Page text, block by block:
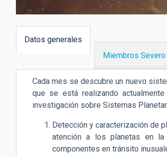
Datos generales
Miembros Severo
Cada mes se descubre un nuevo
que se está realizando
investigación sobre Sistemas
Detección y caracterización de
atención a los planetas en
componentes en tránsito